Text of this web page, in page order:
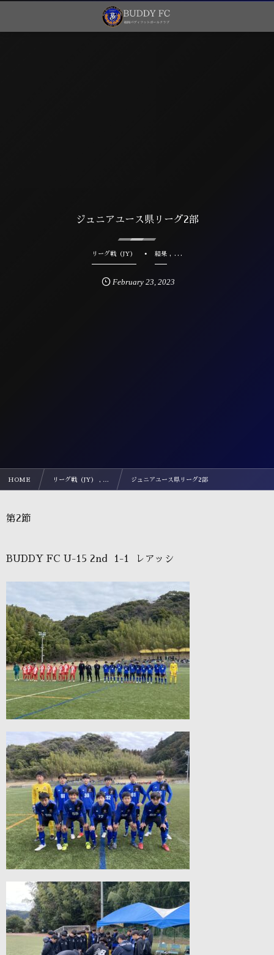
ジュニアユース県リーグ2部
リーグ戦（JY） 結果 , …
February 23 2023
HOME リーグ戦（JY） , … ジュニアユース県リーグ2部
第2節
BUDDY FC U-15 2nd 1-1 レアッシ